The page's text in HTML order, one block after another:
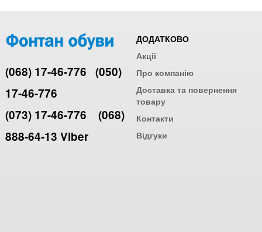
(068) 17-46-776 (050)
17-46-776
(073) 17-46-776
(068)
888-64-13 Viber
ДОДАТКОВО
Акції
Про компанію
Доставка та повернення
товару
Контакти
Відгуки